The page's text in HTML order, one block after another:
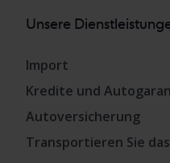
Unsere
Import
Kredite und
Autoversicherung
Transportieren Sie